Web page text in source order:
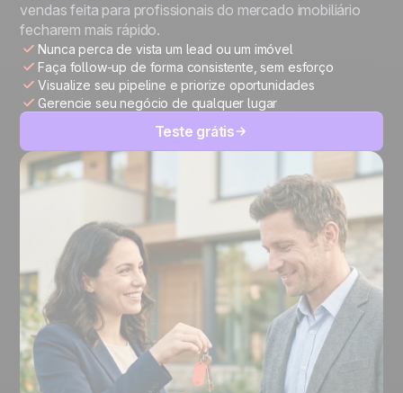
vendas feita para profissionais do mercado imobiliário
fecharem mais rápido.
Nunca perca de vista um lead ou um imóvel
Faça follow-up de forma consistente, sem esforço
Visualize seu pipeline e priorize oportunidades
Gerencie seu negócio de qualquer lugar
Teste grátis